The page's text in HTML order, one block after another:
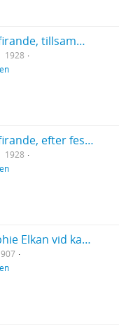
Selma Lagerlöfs 70-årsfirande, tillsammans med Valborg Olander och Biskop Eklund
1928
Selma Lagerlöfs 70-årsfirande, efter festföreställning slut på Operan 20/11 1928
1928
Selma Lagerlöf och Sophie Elkan vid kaffebord